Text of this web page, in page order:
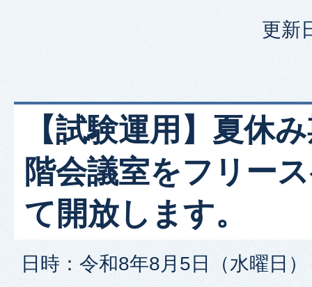
更新
【試験運用】夏休
階会議室をフリー
て開放します。
日時：令和8年8月5日（水曜日